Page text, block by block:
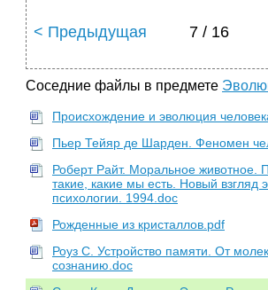
< Предыдущая 7 / 16
Соседние файлы в предмете
Происхождение и эволюция
Пьер Тейяр де Шарден. Феномен
Роберт Райт. Моральное животное.
такие, какие мы есть. Новый взгляд
психологии. 1994.doc
Рожденные из кристаллов.pdf
Роуз С. Устройство памяти. От
сознанию.doc